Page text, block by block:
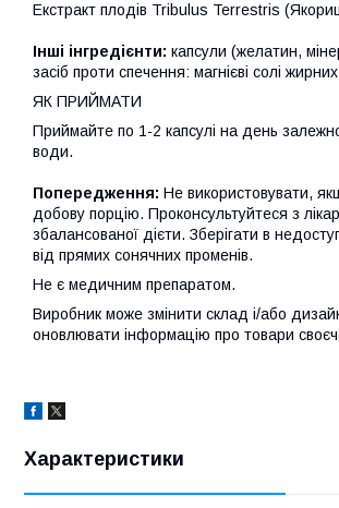
Екстракт плодів Tribulus Terrestris
Інші інгредієнти: капсули (желатин,
засіб проти спечення: магнієві солі
ЯК ПРИЙМАТИ
Приймайте по 1-2 капсулі на день
води.
Попередження: Не використовувати,
добову порцію. Проконсультуйтеся з
збалансованої дієти. Зберігати в
від прямих сонячних променів.
Не є медичним препаратом.
Виробник може змінити склад і/або
оновлювати інформацію про товари
Характеристики